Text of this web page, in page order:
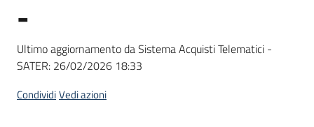
telematiche
-
Ultimo aggiornamento da Sistema Acquisti Telematici -
SATER: 26/02/2026 18:33
CondividiVedi azioni